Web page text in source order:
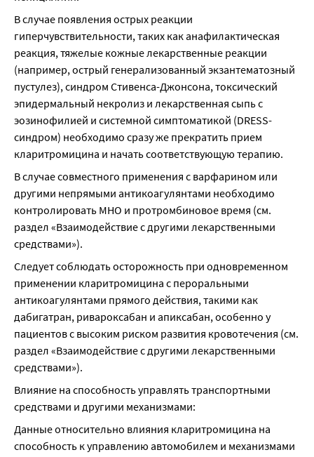
В случае появления острых реакции
гиперчувствительности, таких как анафилактическая
реакция, тяжелые кожные лекарственные реакции
(например, острый генерализованный экзантематозный
пустулез), синдром Стивенса-Джонсона, токсический
эпидермальный некролиз и лекарственная сыпь с
эозинофилией и системной симптоматикой (DRESS-
синдром) необходимо сразу же прекратить прием
кларитромицина и начать соответствующую терапию.
В случае совместного применения с варфарином или
другими непрямыми антикоагулянтами необходимо
контролировать МНО и протромбиновое время (см.
раздел «Взаимодействие с другими лекарственными
средствами»).
Следует соблюдать осторожность при одновременном
применении кларитромицина с пероральными
антикоагулянтами прямого действия, такими как
дабигатран, ривароксабан и апиксабан, особенно у
пациентов с высоким риском развития кровотечения (см.
раздел «Взаимодействие с другими лекарственными
средствами»).
Влияние на способность управлять транспортными
средствами и другими механизмами:
Данные относительно влияния кларитромицина на
способность к управлению автомобилем и механизмами